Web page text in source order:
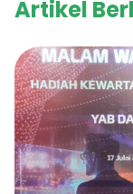
Artikel